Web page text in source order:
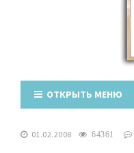
ОТКРЫТЬ МЕНЮ
01.02.2008 64361